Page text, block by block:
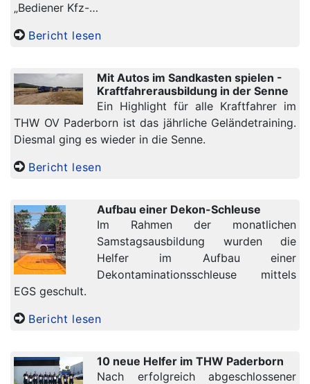
„Bediener Kfz-…
Bericht lesen
Mit Autos im Sandkasten spielen -
Kraftfahrerausbildung in der Senne
Ein Highlight für alle Kraftfahrer im
THW OV Paderborn ist das jährliche Geländetraining.
Diesmal ging es wieder in die Senne.
Bericht lesen
Aufbau einer Dekon-Schleuse
Im Rahmen der monatlichen
Samstagsausbildung wurden die
Helfer im Aufbau einer
Dekontaminationsschleuse mittels
EGS geschult.
Bericht lesen
10 neue Helfer im THW Paderborn
Nach erfolgreich abgeschlossener